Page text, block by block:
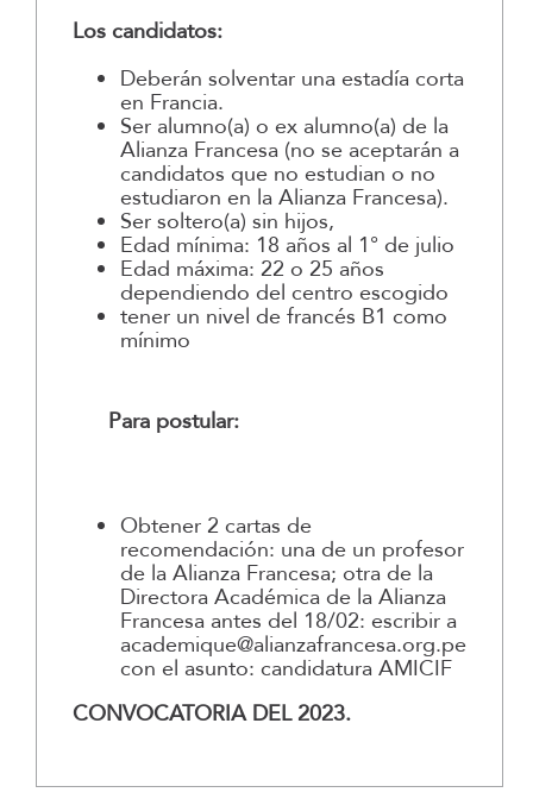
Los candidatos:
Deberán solventar una estadía corta
en Francia.
Ser alumno(a) o ex alumno(a) de la
Alianza Francesa (no se aceptarán a
candidatos que no estudian o no
estudiaron en la Alianza Francesa).
Ser soltero(a) sin hijos,
Edad mínima: 18 años al 1° de julio
Edad máxima: 22 o 25 años
dependiendo del centro escogido
tener un nivel de francés B1 como
mínimo
Para postular:
Obtener 2 cartas de
recomendación: una de un profesor
de la Alianza Francesa; otra de la
Directora Académica de la Alianza
Francesa antes del 18/02: escribir a
academique@alianzafrancesa.org.pe
con el asunto: candidatura AMICIF
CONVOCATORIA DEL 2023.